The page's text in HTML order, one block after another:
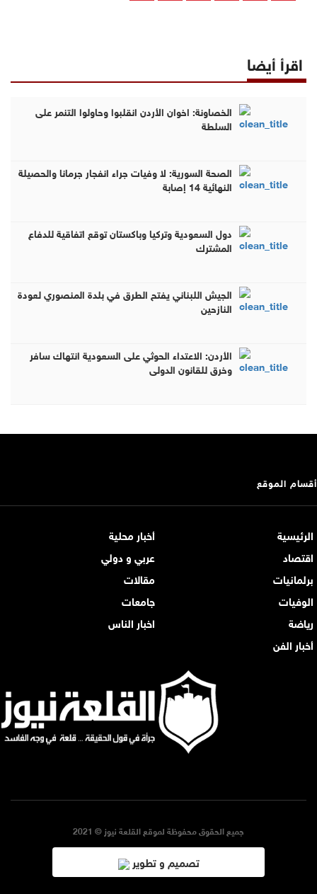
اقرأ أيضا
الخصاونة: اخوان الأردن انقلبوا وحاولوا التنمر على
السلطة
الصحة السورية: لا وفيات جراء انفجار جرمانا والحصيلة
النهائية 14 إصابة
دول السعودية وتركيا وباكستان توقع اتفاقية للدفاع
المشترك
الجيش اللبناني يفتح الطرق في بلدة المنصوري لعودة
النازحين
الأردن: الاعتداء الحوثي على السعودية انتهاك سافر
وخرق للقانون الدولي
أقسام الموقع
الرئيسية
أخبار محلية
اقتصاد
عربي و دولي
برلمانيات
مقالات
الوفيات
جامعات
رياضة
اخبار الناس
أخبار الفن
جميع الحقوق محفوظة لموقع القلعة نيوز © 2021
تصميم و تطوير